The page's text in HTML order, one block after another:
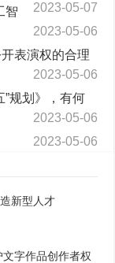
2023-05-07
智
2023-05-06
表演权的合理
2023-05-06
”规划》，有何
2023-05-06
2023-05-06
新型人才
文字作品创作者权